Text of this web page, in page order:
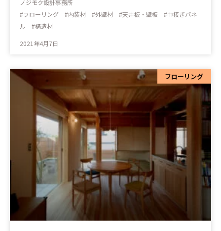
ノジモク設計事務所
#フローリング #内装材 #外壁材 #天井板・壁板 #巾接ぎパネ
ル #構造材
2021年4月7日
フローリング